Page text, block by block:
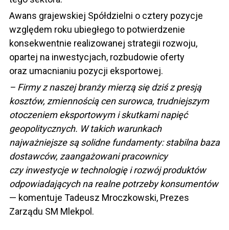
Awans grajewskiej Spółdzielni o cztery pozycje
względem roku ubiegłego to potwierdzenie
konsekwentnie realizowanej strategii rozwoju,
opartej na inwestycjach, rozbudowie oferty
oraz umacnianiu pozycji eksportowej.
– Firmy z naszej branży mierzą się dziś z presją
kosztów, zmiennością cen surowca, trudniejszym
otoczeniem eksportowym i skutkami napięć
geopolitycznych. W takich warunkach
najważniejsze są solidne fundamenty: stabilna baza
dostawców, zaangażowani pracownicy
czy inwestycje w technologię i rozwój produktów
odpowiadających na realne potrzeby konsumentów
— komentuje Tadeusz Mroczkowski, Prezes
Zarządu SM Mlekpol.